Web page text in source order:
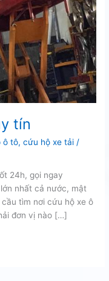
tín
ô tô,cứu hộ xe tải /
24h, gọi ngay
lớn nhất cả nước, mật
tìm nơi cứu hộ xe ô
đơn vị nào […]